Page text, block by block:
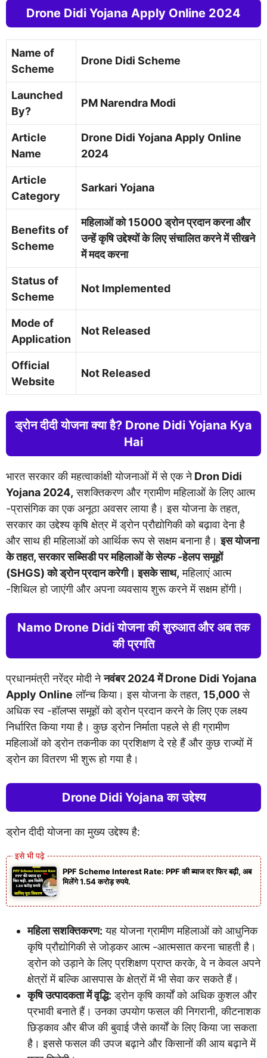
Drone Didi Yojana Apply Online 2024
Name of
Scheme
Drone Didi Scheme
Launched
By?
PM Narendra Modi
Article
Name
Drone Didi Yojana Apply Online
2024
Article
Category
Sarkari Yojana
Benefits of
Scheme
महिलाओं को 15000 ड्रोन प्रदान करना और
उन्हें कृषि उद्देश्यों के लिए संचालित करने में सीखने
में मदद करना
Status of
Scheme
Not Implemented
Mode of
Application
Not Released
Official
Website
Not Released
ड्रोन दीदी योजना क्या है? Drone Didi Yojana Kya
Hai
भारत सरकार की महत्वाकांक्षी योजनाओं में से एक नेDron Didi
Yojana 2024, सशक्तिकरण और ग्रामीण महिलाओं के लिए आत्म
-प्रासंगिक का एक अनूठा अवसर लाया है। इस योजना के तहत,
सरकार का उद्देश्य कृषि क्षेत्र में ड्रोन प्रौद्योगिकी को बढ़ावा देना है
और साथ ही महिलाओं को आर्थिक रूप से सक्षम बनाना है।इस योजना
के तहत, सरकार सब्सिडी पर महिलाओं के सेल्फ -हेलप समूहों
(SHGS) को ड्रोन प्रदान करेगी। इसके साथ, महिलाएं आत्म
-शिथिल हो जाएंगी और अपना व्यवसाय शुरू करने में सक्षम होंगी।
Namo Drone Didi योजना की शुरुआत और अब तक
की प्रगति
प्रधानमंत्री नरेंद्र मोदी नेनवंबर 2024 में Drone Didi Yojana
Apply Online लॉन्च किया। इस योजना के तहत, 15,000से
अधिक स्व -हॉलप्स समूहों को ड्रोन प्रदान करने के लिए एक लक्ष्य
निर्धारित किया गया है। कुछ ड्रोन निर्माता पहले से ही ग्रामीण
महिलाओं को ड्रोन तकनीक का प्रशिक्षण दे रहे हैं और कुछ राज्यों में
ड्रोन का वितरण भी शुरू हो गया है।
Drone Didi Yojana का उद्देश्य
ड्रोन दीदी योजना का मुख्य उद्देश्य है:
PPF Scheme Interest Rate: PPF की ब्याज दर फिर बढ़ी, अब
मिलेंगे 1.54 करोड़ रुपये.
महिला सशक्तिकरण: यह योजना ग्रामीण महिलाओं को आधुनिक
कृषि प्रौद्योगिकी से जोड़कर आत्म -आत्मसात करना चाहती है।
ड्रोन को उड़ाने के लिए प्रशिक्षण प्राप्त करके, वे न केवल अपने
क्षेत्रों में बल्कि आसपास के क्षेत्रों में भी सेवा कर सकते हैं।
कृषि उत्पादकता में वृद्धि: ड्रोन कृषि कार्यों को अधिक कुशल और
प्रभावी बनाते हैं। उनका उपयोग फसल की निगरानी, ​​कीटनाशक
छिड़काव और बीज की बुवाई जैसे कार्यों के लिए किया जा सकता
है। इससे फसल की उपज बढ़ाने और किसानों की आय बढ़ाने में